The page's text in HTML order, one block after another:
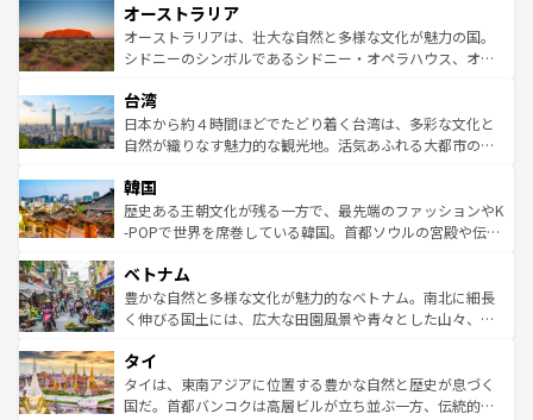
部のニューオーリンズでは、音楽と美食が融合した独特の
文化が魅力。旅行者はアメリカの各地域で異なる魅力を楽
しみながら、その多様性と豊かな歴史を感じることができ
ならではの贅沢な旅のスタイルだ。 なお、新着のアメリカ
情報はコンテンツ一覧を参照してほしい。
ワイ島は見逃せない。また、定番の観光地といえばオアフ
島だが、静かな自然を求めるならマウイ島やカウアイ島が
おすすめ。エメラルドグリーンに輝く海をはじめ、豊かな
れるおもてなしの心で訪れる人々を迎えてくれるハワイの
人々、おいしいローカルフードやハワイアンミュージッ
ク、伝統的なフラダンスなど、すべてがハワイの魅力を彩
ワイを、存分に味わってほしい。 なお、新着のハワイ情報
はコンテンツ一覧を参照してほしい。
オーストラリア
オーストラリアは、壮大な自然と多様な文化が魅力の国。
シドニーのシンボルであるシドニー・オペラハウス、オー
リアリーフや大陸中央部にそびえるウルル（エアーズロッ
ク）、タスマニアの美しい原生林やケアンズの熱帯雨林な
ど、見どころがたくさん。また、カフェやワイン、オージ
いる。アクティビティも充実しており、サーフィンやダイ
ビング、ハイキングなど、アウトドア好きにはたまらな
い。オーストラリアの多彩な魅力を存分に味わいつくそ
参照してほしい。
台湾
日本から約４時間ほどでたどり着く台湾は、多彩な文化と
自然が織りなす魅力的な観光地。活気あふれる大都市の台
ン）、静ひつな山岳地帯である台湾東部など、都市の喧騒
と山間の静けさが共存しており、訪れる人に新しい発見と
驚きをもたらしてくれる。また、奥深い台湾の食文化も魅
容にもいいと評判のスイーツなど、バラエティ豊かな料理
が味わえる。 なお、新着の台湾情報は コンテンツ一覧を参
照してほしい。
韓国
歴史ある王朝文化が残る一方で、最先端のファッションやK
-POPで世界を席巻している韓国。首都ソウルの宮殿や伝統
き、地方に足を延ばせば四季折々の自然美を楽しむことが
できる。そして、キムチや焼肉、絶品のストリートフード
まで、さまざまな韓国料理が待っている。夜には、韓国な
リティに包まれながら、韓国の多彩な魅力を心ゆくまで味
わってみてほしい。 なお、新着の韓国情報はコンテンツ一
覧を参照してほしい。
ベトナム
豊かな自然と多様な文化が魅力的なベトナム。南北に細長
く伸びる国土には、広大な田園風景や青々とした山々、世
急速な発展と共に伝統が息づく。ハノイの古い町並みやホ
ーチミン市のフランス統治時代の建物も、独特の雰囲気を
醸し出している。また、バラエティの豊かさとおいしさで
タイ
タイは、東南アジアに位置する豊かな自然と歴史が息づく
国だ。首都バンコクは高層ビルが立ち並ぶ一方、伝統的な